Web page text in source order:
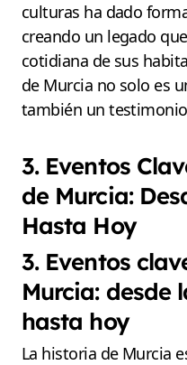
culturas ha dado
creando un legado
cotidiana de sus
de Murcia no solo es
también un
3. Eventos
de Murcia:
Hasta Hoy
3. Eventos
Murcia: desde
hasta hoy
La historia de Murcia